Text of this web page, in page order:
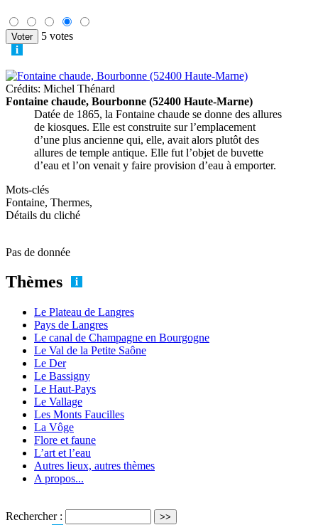
5 votes
Crédits: Michel Thénard
Fontaine chaude, Bourbonne (52400 Haute-Marne)
Datée de 1865, la Fontaine chaude se donne des allures
de kiosques. Elle est construite sur l’emplacement
d’une plus ancienne qui, elle, avait alors plutôt des
allures de temple antique. Elle fut l’objet de buvette
d’eau et l’on venait y faire provision d’eau à emporter.
Mots-clés
Fontaine, Thermes,
Détails du cliché
Pas de donnée
Thèmes
Le Plateau de Langres
Pays de Langres
Le canal de Champagne en Bourgogne
Le Val de la Petite Saône
Le Der
Le Bassigny
Le Haut-Pays
Le Vallage
Les Monts Faucilles
La Vôge
Flore et faune
L’art et l’eau
Autres lieux, autres thèmes
A propos...
Rechercher :